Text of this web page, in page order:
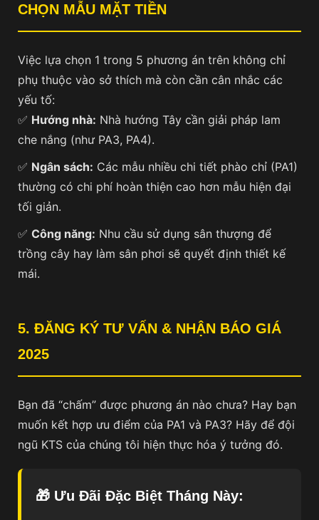
CHỌN MẪU MẶT TIỀN
Việc lựa chọn 1 trong 5 phương án trên không chỉ
phụ thuộc vào sở thích mà còn cần cân nhắc các
yếu tố:
✅ Hướng nhà: Nhà hướng Tây cần giải pháp lam
che nắng (như PA3, PA4).
✅ Ngân sách: Các mẫu nhiều chi tiết phào chỉ (PA1)
thường có chi phí hoàn thiện cao hơn mẫu hiện đại
tối giản.
✅ Công năng: Nhu cầu sử dụng sân thượng để
trồng cây hay làm sân phơi sẽ quyết định thiết kế
mái.
5. ĐĂNG KÝ TƯ VẤN & NHẬN BÁO GIÁ
2025
Bạn đã “chấm” được phương án nào chưa? Hay bạn
muốn kết hợp ưu điểm của PA1 và PA3? Hãy để đội
ngũ KTS của chúng tôi hiện thực hóa ý tưởng đó.
🎁 Ưu Đãi Đặc Biệt Tháng Này: